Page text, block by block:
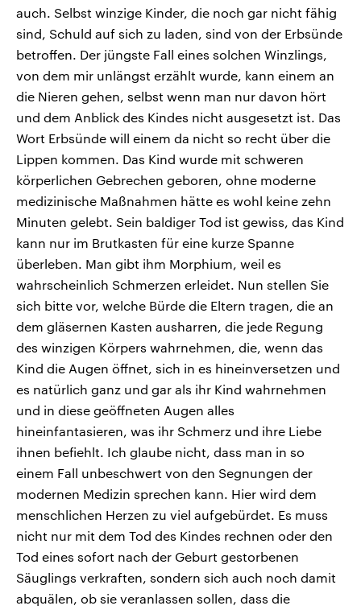
auch. Selbst winzige Kinder, die noch gar nicht fähig
sind, Schuld auf sich zu laden, sind von der Erbsünde
betroffen. Der jüngste Fall eines solchen Winzlings,
von dem mir unlängst erzählt wurde, kann einem an
die Nieren gehen, selbst wenn man nur davon hört
und dem Anblick des Kindes nicht ausgesetzt ist. Das
Wort Erbsünde will einem da nicht so recht über die
Lippen kommen. Das Kind wurde mit schweren
körperlichen Gebrechen geboren, ohne moderne
medizinische Maßnahmen hätte es wohl keine zehn
Minuten gelebt. Sein baldiger Tod ist gewiss, das Kind
kann nur im Brutkasten für eine kurze Spanne
überleben. Man gibt ihm Morphium, weil es
wahrscheinlich Schmerzen erleidet. Nun stellen Sie
sich bitte vor, welche Bürde die Eltern tragen, die an
dem gläsernen Kasten ausharren, die jede Regung
des winzigen Körpers wahrnehmen, die, wenn das
Kind die Augen öffnet, sich in es hineinversetzen und
es natürlich ganz und gar als ihr Kind wahrnehmen
und in diese geöffneten Augen alles
hineinfantasieren, was ihr Schmerz und ihre Liebe
ihnen befiehlt. Ich glaube nicht, dass man in so
einem Fall unbeschwert von den Segnungen der
modernen Medizin sprechen kann. Hier wird dem
menschlichen Herzen zu viel aufgebürdet. Es muss
nicht nur mit dem Tod des Kindes rechnen oder den
Tod eines sofort nach der Geburt gestorbenen
Säuglings verkraften, sondern sich auch noch damit
abquälen, ob sie veranlassen sollen, dass die